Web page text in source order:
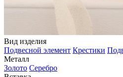
Вид изделия
Подвесной элемент Крестики
Металл
Золото Серебро